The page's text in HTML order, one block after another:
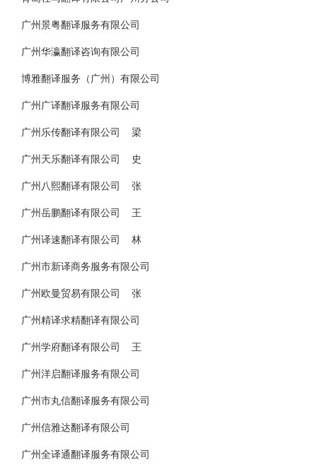
广州景粤翻译服务有限公司
广州华瀛翻译咨询有限公司
博雅翻译服务（广州）有限公司
广州广译翻译服务有限公司
广州乐传翻译有限公司 梁
广州天乐翻译有限公司 史
广州八熙翻译有限公司 张
广州岳鹏翻译有限公司 王
广州译速翻译有限公司 林
广州市新译商务服务有限公司
广州欧曼贸易有限公司 张
广州精译求精翻译有限公司
广州学府翻译有限公司 王
广州洋启翻译服务有限公司
广州市丸信翻译服务有限公司
广州信雅达翻译有限公司
广州全译通翻译服务有限公司